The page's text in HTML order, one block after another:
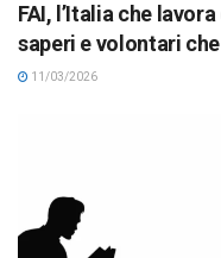
FAI, l’Italia che
saperi e volontari
11/03/2026